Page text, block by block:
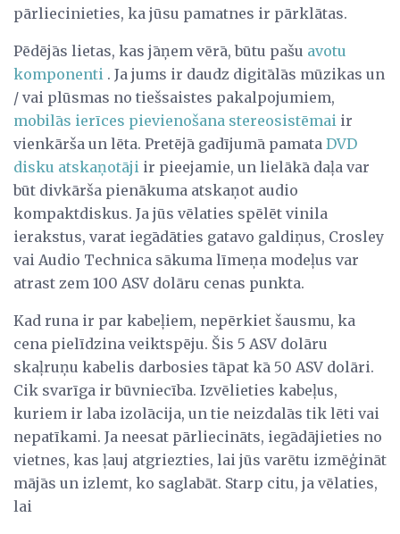
pārliecinieties, ka jūsu pamatnes ir pārklātas.
Pēdējās lietas, kas jāņem vērā, būtu pašu avotu
komponenti . Ja jums ir daudz digitālās mūzikas un
/ vai plūsmas no tiešsaistes pakalpojumiem,
mobilās ierīces pievienošana stereosistēmai ir
vienkārša un lēta. Pretējā gadījumā pamata DVD
disku atskaņotāji ir pieejamie, un lielākā daļa var
būt divkārša pienākuma atskaņot audio
kompaktdiskus. Ja jūs vēlaties spēlēt vinila
ierakstus, varat iegādāties gatavo galdiņus, Crosley
vai Audio Technica sākuma līmeņa modeļus var
atrast zem 100 ASV dolāru cenas punkta.
Kad runa ir par kabeļiem, nepērkiet šausmu, ka
cena pielīdzina veiktspēju. Šis 5 ASV dolāru
skaļruņu kabelis darbosies tāpat kā 50 ASV dolāri.
Cik svarīga ir būvniecība. Izvēlieties kabeļus,
kuriem ir laba izolācija, un tie neizdalās tik lēti vai
nepatīkami. Ja neesat pārliecināts, iegādājieties no
vietnes, kas ļauj atgriezties, lai jūs varētu izmēģināt
mājās un izlemt, ko saglabāt. Starp citu, ja vēlaties,
lai